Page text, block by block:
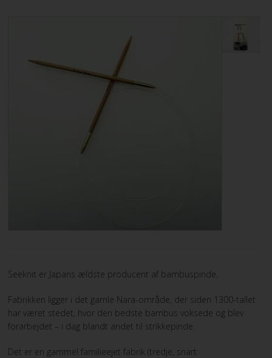
KURV
KUNDECENTER
FAVORIT
FORTRYD DIT KØB
Seeknit er Japans ældste producent af bambuspinde.
Fabrikken ligger i det gamle Nara-område, der siden 1300-tallet
har været stedet, hvor den bedste bambus voksede og blev
forarbejdet – i dag blandt andet til strikkepinde.
Det er en gammel familieejet fabrik (tredje, snart